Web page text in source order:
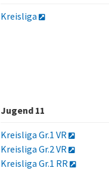
Kreisliga
Jugend 11
Kreisliga Gr.1 VR
Kreisliga Gr.2 VR
Kreisliga Gr.1 RR